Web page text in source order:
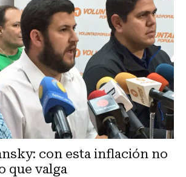
con esta inflación no
que valga